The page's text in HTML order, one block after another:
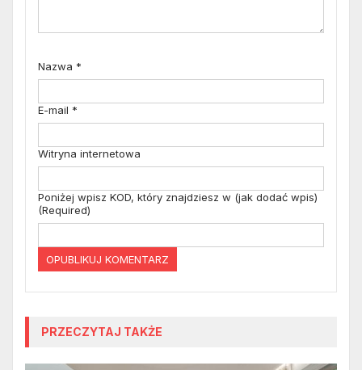
Nazwa *
E-mail *
Witryna internetowa
Poniżej wpisz KOD, który znajdziesz w (jak dodać wpis)
(Required)
PRZECZYTAJ TAKŻE